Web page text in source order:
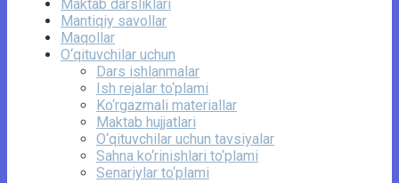
Maktab darsliklari
Mantiqiy savollar
Maqollar
O‘qituvchilar uchun
Dars ishlanmalar
Ish rejalar to‘plami
Ko‘rgazmali materiallar
Maktab hujjatlari
O‘qituvchilar uchun tavsiyalar
Sahna ko‘rinishlari to‘plami
Senariylar to‘plami